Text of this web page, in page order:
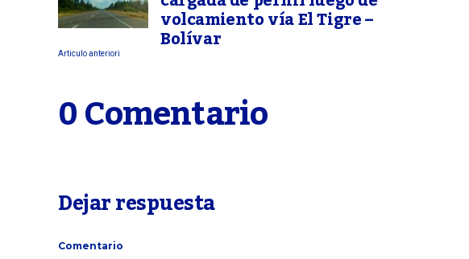
volcamiento vía El Tigre –
Bolívar
Articulo anteriori
0 Comentario
Dejar respuesta
Comentario